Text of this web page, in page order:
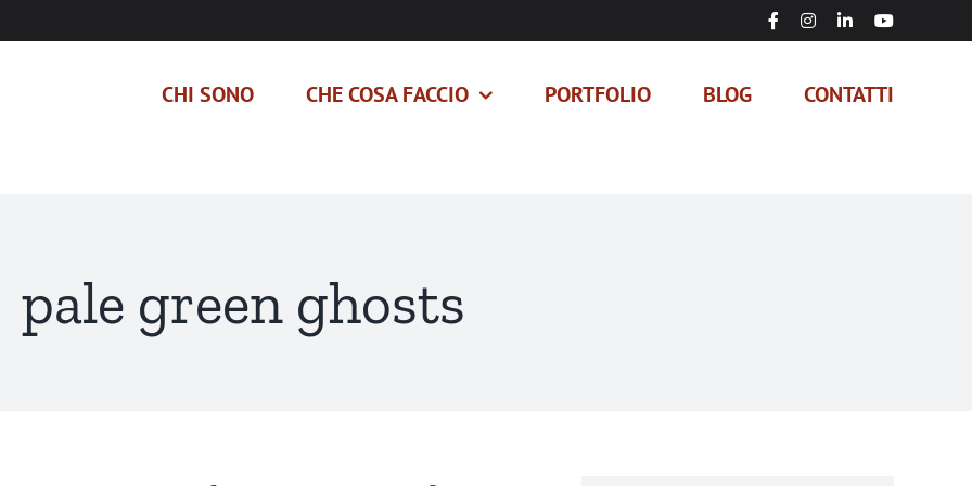
FacebookInstagram
LinkedInYouTube
CHI SONO CHE COSA FACCIO PORTFOLIO BLOG CONTATTI
pale green ghosts